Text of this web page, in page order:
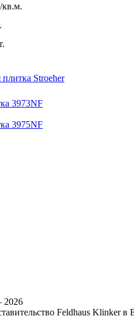
кв.м.
Stroeher
3973NF
3975NF
2026
Feldhaus Klinker в